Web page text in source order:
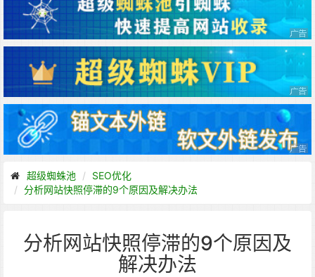
蛛
池
超级蜘蛛池
SEO优化
分析网站快照停滞的9个原因及解决办法
分析网站快照停滞的9个原因及
解决办法